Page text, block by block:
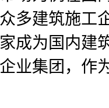
多建筑施工
成为国内建
业集团，作